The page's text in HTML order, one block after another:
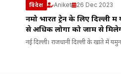
विदेश Aniket 26 Dec 2023
नमो भारत ट्रेन के लिए दिल्ली
से अधिक लोगों को जाम से
नई दिल्ली। राजधानी दिल्ली के खाते में